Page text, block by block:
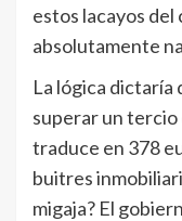
estos lacayos del
absolutamente
La lógica dictaría
superar un tercio
traduce en 378
buitres
migaja? El